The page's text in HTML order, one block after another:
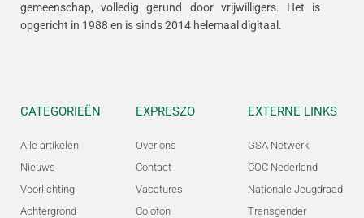
gemeenschap, volledig gerund door vrijwilligers. Het is
opgericht in 1988 en is sinds 2014 helemaal digitaal.
CATEGORIEËN
Alle artikelen
Nieuws
Voorlichting
Achtergrond
EXPRESZO
Over ons
Contact
Vacatures
Colofon
EXTERNE LINKS
GSA Netwerk
COC Nederland
Nationale Jeugdraad
Transgender